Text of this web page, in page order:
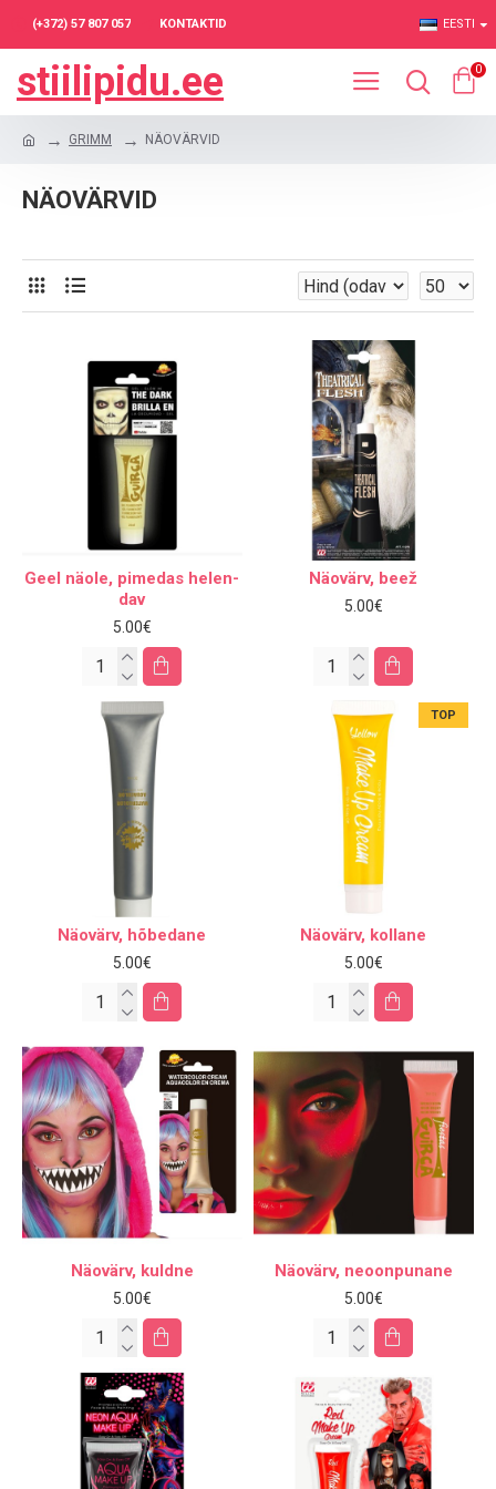
(+372) 57 807 057 KONTAKTID EESTI
stiilipidu.ee 0
GRIMM NÄOVÄRVID
NÄOVÄRVID
Geel näole, pi­me­das he­len­
dav
5.00€
Näovärv, beež
5.00€
Näovärv, hõbedane
5.00€
TOP
Näovärv, kollane
5.00€
Näovärv, kuldne
5.00€
Näovärv, neoonpunane
5.00€